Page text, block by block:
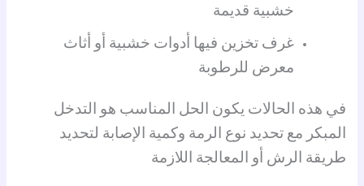
خشبية قديمة
غرف تخزين فيها أدوات خشبية أو أثاث
معرض للرطوبة
في هذه الحالات يكون الحل المناسب هو التدخل
المبكر مع تحديد نوع الرمة وكمية الإصابة لتحديد
طريقة الرش أو المعالجة اللازمة